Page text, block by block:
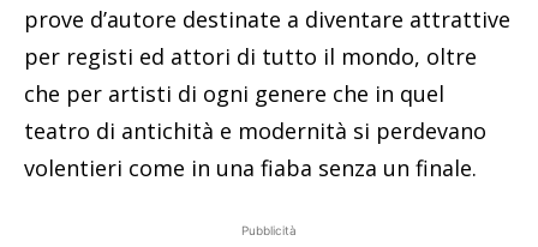
prove d’autore destinate a diventare attrattive
per registi ed attori di tutto il mondo, oltre
che per artisti di ogni genere che in quel
teatro di antichità e modernità si perdevano
volentieri come in una fiaba senza un finale.
Pubblicità